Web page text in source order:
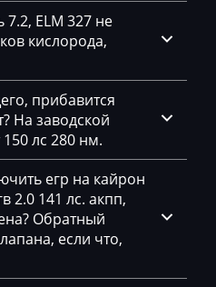
7.2, ELM 327 не
кислорода,
прибавится
На заводской
лс 280 нм.
егр на кайрон
2.0 141 лс. акпп,
Обратный
если что,